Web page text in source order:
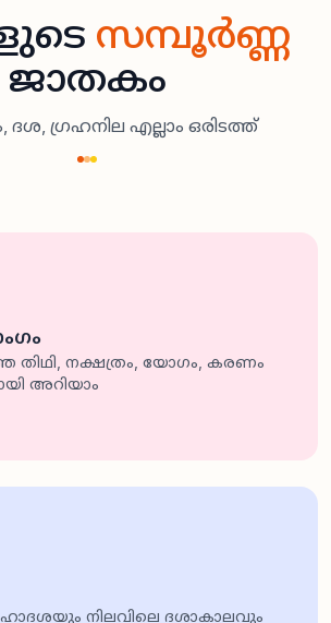
സമ്പൂർണ്ണ
ജാതകം
ദശ, ഗ്രഹനില എല്ലാം ഒരിടത്ത്
നക്ഷത്രം, യോഗം, കരണം
അറിയാം
നിലവിലെ ദശാകാലവും